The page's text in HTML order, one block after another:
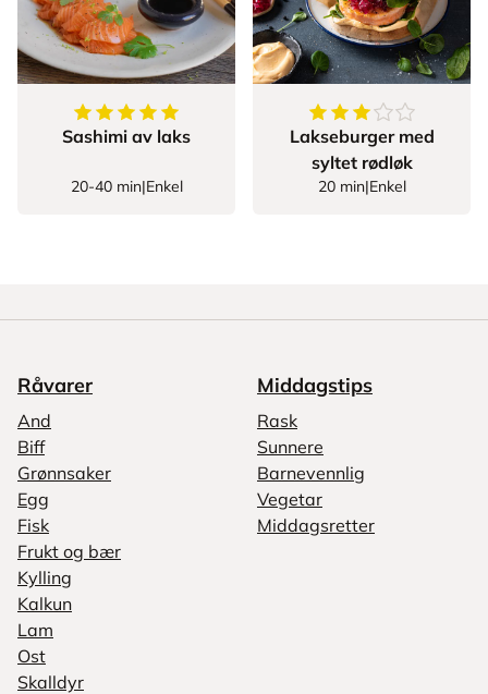
5av5stjerner
Sashimi av laks
20-40 min|Enkel
3.7av5stjerner
Lakseburger med
syltet rødløk
20 min|Enkel
Råvarer
And
Biff
Grønnsaker
Egg
Fisk
Frukt og bær
Kylling
Kalkun
Lam
Ost
Skalldyr
Middagstips
Rask
Sunnere
Barnevennlig
Vegetar
Middagsretter